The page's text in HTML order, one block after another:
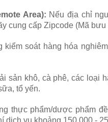
Area): Nếu địa chỉ
cung cấp Zipcode (Mã
kiểm soát hàng hóa
sản khô, cà phê, các loại
tổ yến.
thực phẩm/dược phẩm
dịch vụ khoảng 150.000 -